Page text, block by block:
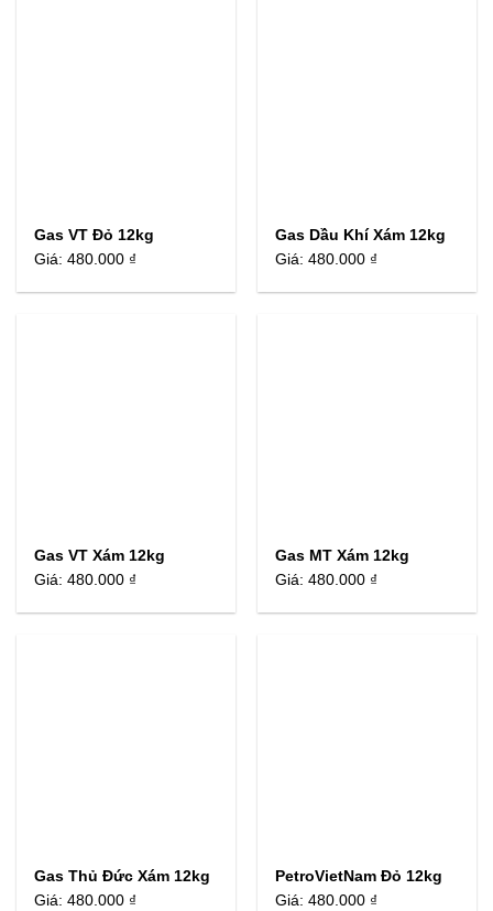
Gas VT Đỏ 12kg
Giá:480.000 ₫
Gas Dầu Khí Xám 12kg
Giá:480.000 ₫
Gas VT Xám 12kg
Giá:480.000 ₫
Gas MT Xám 12kg
Giá:480.000 ₫
Gas Thủ Đức Xám 12kg
Giá:480.000 ₫
PetroVietNam Đỏ 12kg
Giá:480.000 ₫